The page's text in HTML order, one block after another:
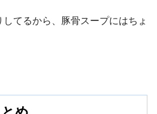
てるから、豚骨スープにはちょ